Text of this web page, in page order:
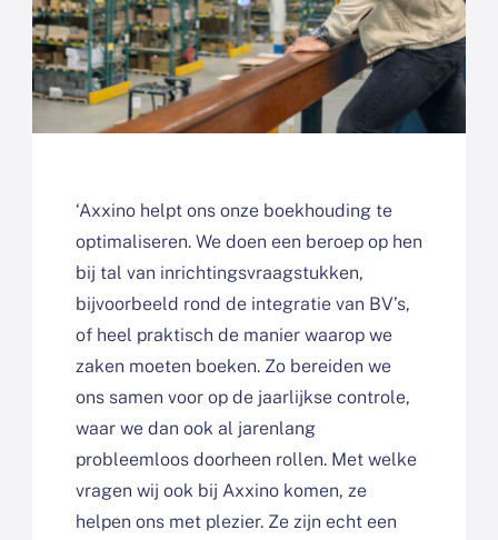
‘Axxino helpt ons onze boekhouding te
optimaliseren. We doen een beroep op hen
bij tal van inrichtingsvraagstukken,
bijvoorbeeld rond de integratie van BV’s,
of heel praktisch de manier waarop we
zaken moeten boeken. Zo bereiden we
ons samen voor op de jaarlijkse controle,
waar we dan ook al jarenlang
probleemloos doorheen rollen. Met welke
vragen wij ook bij Axxino komen, ze
helpen ons met plezier. Ze zijn echt een